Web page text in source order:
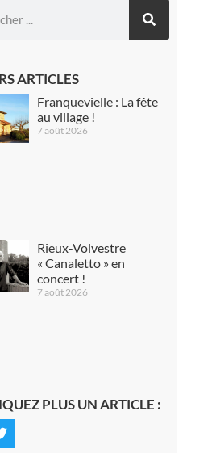
ARTICLES
Franquevielle : La fête
au village !
7 août 2026
Rieux-Volvestre
« Canaletto » en
concert !
7 août 2026
PLUS UN ARTICLE :